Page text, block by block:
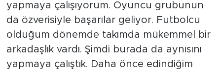
yapmaya çalışıyorum. Oyuncu grubunun
da özverisiyle başarılar geliyor. Futbolcu
olduğum dönemde takımda mükemmel bir
arkadaşlık vardı. Şimdi burada da aynısını
yapmaya çalıştık. Daha önce edindiğim